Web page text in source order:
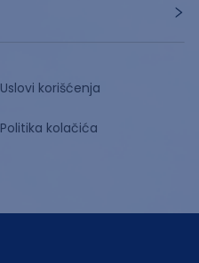
Uslovi korišćenja
Politika kolačića